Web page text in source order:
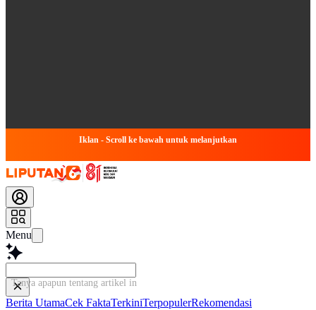
Iklan - Scroll ke bawah untuk melanjutkan
Menu
Tanya apapun tentang artikel ini...
Berita UtamaCek FaktaTerkiniTerpopulerRekomendasi